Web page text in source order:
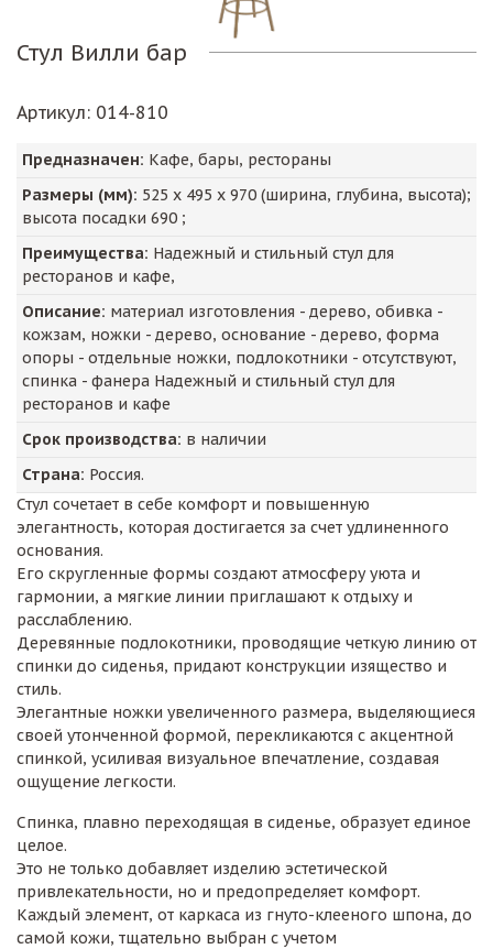
Стул Вилли бар
Артикул: 014-810
Предназначен: Кафе, бары, рестораны
Размеры (мм): 525 х 495 х 970 (ширина, глубина, высота);
высота посадки 690 ;
Преимущества: Надежный и стильный стул для
ресторанов и кафе,
Описание: материал изготовления - дерево, обивка -
кожзам, ножки - дерево, основание - дерево, форма
опоры - отдельные ножки, подлокотники - отсутствуют,
спинка - фанера Надежный и стильный стул для
ресторанов и кафе
Срок производства: в наличии
Страна: Россия.
Стул сочетает в себе комфорт и повышенную
элегантность, которая достигается за счет удлиненного
основания.
Его скругленные формы создают атмосферу уюта и
гармонии, а мягкие линии приглашают к отдыху и
расслаблению.
Деревянные подлокотники, проводящие четкую линию от
спинки до сиденья, придают конструкции изящество и
стиль.
Элегантные ножки увеличенного размера, выделяющиеся
своей утонченной формой, перекликаются с акцентной
спинкой, усиливая визуальное впечатление, создавая
ощущение легкости.
Спинка, плавно переходящая в сиденье, образует единое
целое.
Это не только добавляет изделию эстетической
привлекательности, но и предопределяет комфорт.
Каждый элемент, от каркаса из гнуто-клееного шпона, до
самой кожи, тщательно выбран с учетом